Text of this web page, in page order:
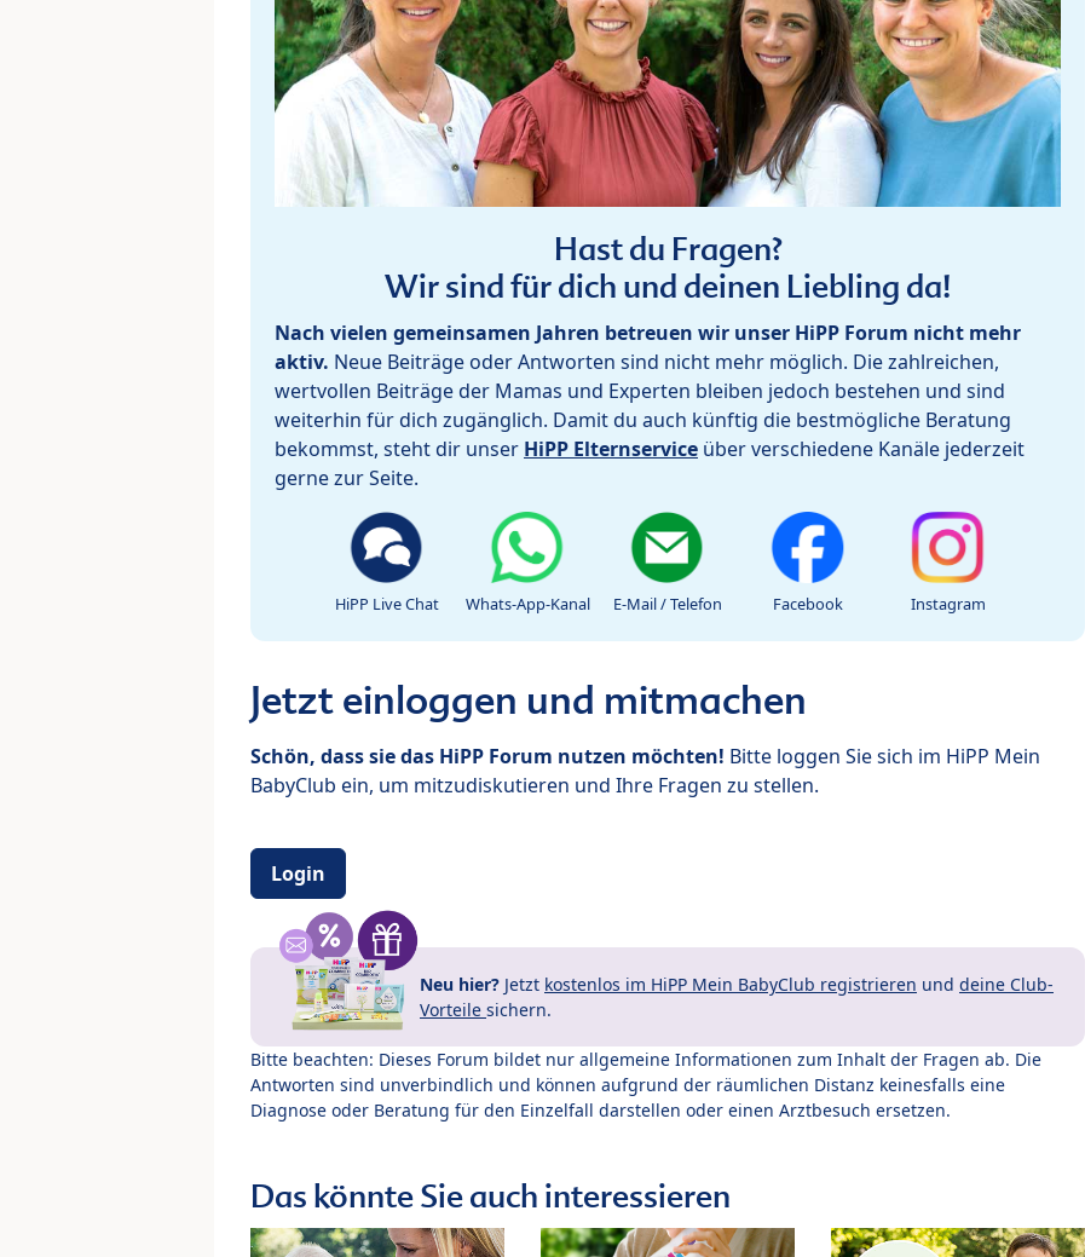
Hast du Fragen?
Wir sind für dich und deinen Liebling da!
Nach vielen gemeinsamen Jahren betreuen wir unser HiPP Forum nicht mehr
aktiv. Neue Beiträge oder Antworten sind nicht mehr möglich. Die zahlreichen,
wertvollen Beiträge der Mamas und Experten bleiben jedoch bestehen und sind
weiterhin für dich zugänglich. Damit du auch künftig die bestmögliche Beratung
bekommst, steht dir unser HiPP Elternservice über verschiedene Kanäle jederzeit
gerne zur Seite.
HiPP Live Chat Whats-App-Kanal E-Mail / Telefon Facebook Instagram
Jetzt einloggen und mitmachen
Schön, dass sie das HiPP Forum nutzen möchten! Bitte loggen Sie sich im HiPP Mein
BabyClub ein, um mitzudiskutieren und Ihre Fragen zu stellen.
Login
Neu hier? Jetzt kostenlos im HiPP Mein BabyClub registrieren und deine Club-
Vorteile sichern.
Bitte beachten: Dieses Forum bildet nur allgemeine Informationen zum Inhalt der Fragen ab. Die
Antworten sind unverbindlich und können aufgrund der räumlichen Distanz keinesfalls eine
Diagnose oder Beratung für den Einzelfall darstellen oder einen Arztbesuch ersetzen.
Das könnte Sie auch interessieren